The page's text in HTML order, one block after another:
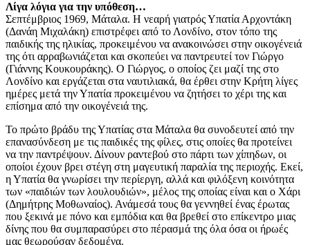
Λίγα λόγια για την υπόθεση…
Σεπτέμβριος 1969, Μάταλα. Η νεαρή γιατρός Υπατία Αρχοντάκη
(Δανάη Μιχαλάκη) επιστρέφει από το Λονδίνο, στον τόπο της
παιδικής της ηλικίας, προκειμένου να ανακοινώσει στην οικογένειά
της ότι αρραβωνιάζεται και σκοπεύει να παντρευτεί τον Γιώργο
(Γιάννης Κουκουράκης). Ο Γιώργος, ο οποίος ζει μαζί της στο
Λονδίνο και εργάζεται στα ναυτιλιακά, θα έρθει στην Κρήτη λίγες
ημέρες μετά την Υπατία προκειμένου να ζητήσει το χέρι της και
επίσημα από την οικογένειά της.
Το πρώτο βράδυ της Υπατίας στα Μάταλα θα συνοδευτεί από την
επανασύνδεση με τις παιδικές της φίλες, στις οποίες θα προτείνει
να την παντρέψουν. Δίνουν ραντεβού στο πάρτι των χίπηδων, οι
οποίοι έχουν βρει στέγη στη μαγευτική παραλία της περιοχής. Εκεί,
η Υπατία θα γνωρίσει την περίεργη, αλλά και φιλόξενη κοινότητα
των «παιδιών των λουλουδιών», μέλος της οποίας είναι και ο Χάρι
(Δημήτρης Μοθωναίος). Ανάμεσά τους θα γεννηθεί ένας έρωτας
που ξεκινά με πόνο και εμπόδια και θα βρεθεί στο επίκεντρο μιας
δίνης που θα συμπαρασύρει στο πέρασμά της όλα όσα οι ήρωές
μας θεωρούσαν δεδομένα.